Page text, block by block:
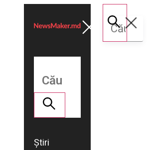
Știri